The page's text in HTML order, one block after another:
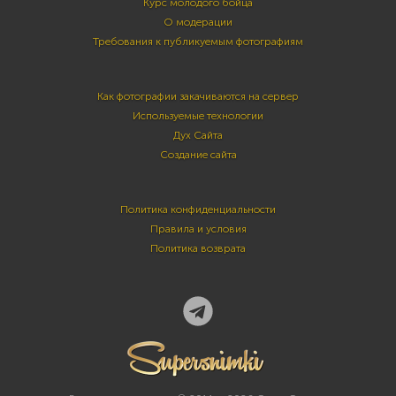
О модерации
Требования к публикуемым фотографиям
Как фотографии закачиваются на сервер
Используемые технологии
Дух Сайта
Создание сайта
Политика конфиденциальности
Правила и условия
Политика возврата